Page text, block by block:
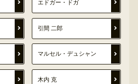
エドガー・ドガ
引間 二郎
マルセル・デュシャン
木内 克